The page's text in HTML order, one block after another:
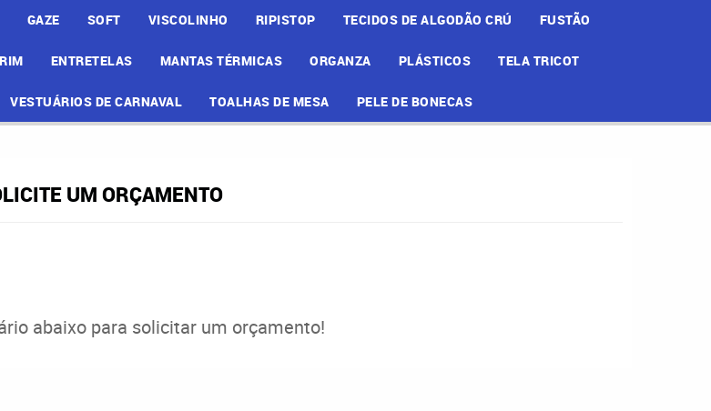
GAZE SOFT VISCOLINHO RIPISTOP TECIDOS DE ALGODÃO CRÚ FUSTÃO
ENTRETELAS MANTAS TÉRMICAS ORGANZA PLÁSTICOS TELA TRICOT
VESTUÁRIOS DE CARNAVAL TOALHAS DE MESA PELE DE BONECAS
UM ORÇAMENTO
abaixo para solicitar um orçamento!